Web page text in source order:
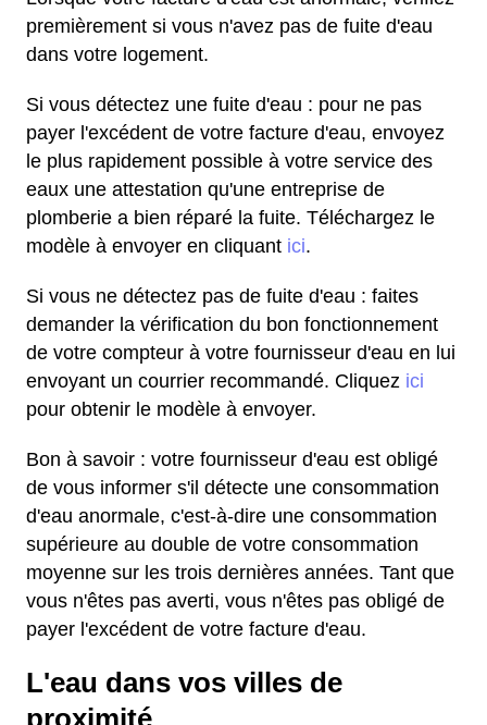
premièrement si vous n'avez pas de fuite d'eau
dans votre logement.
Si vous détectez une fuite d'eau : pour ne pas
payer l'excédent de votre facture d'eau, envoyez
le plus rapidement possible à votre service des
eaux une attestation qu'une entreprise de
plomberie a bien réparé la fuite. Téléchargez le
modèle à envoyer en cliquant ici.
Si vous ne détectez pas de fuite d'eau : faites
demander la vérification du bon fonctionnement
de votre compteur à votre fournisseur d'eau en lui
envoyant un courrier recommandé. Cliquez ici
pour obtenir le modèle à envoyer.
Bon à savoir : votre fournisseur d'eau est obligé
de vous informer s'il détecte une consommation
d'eau anormale, c'est-à-dire une consommation
supérieure au double de votre consommation
moyenne sur les trois dernières années. Tant que
vous n'êtes pas averti, vous n'êtes pas obligé de
payer l'excédent de votre facture d'eau.
L'eau dans vos villes de
proximité